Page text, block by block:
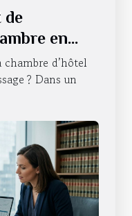
de
en
chambre d’hôtel
? Dans un